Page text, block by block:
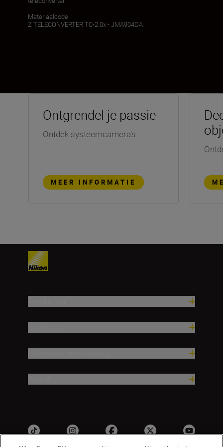
Materiaalcode
Z TELECONVERTER TC-2.0x - JMA904DA
Ontgrendel je passie
Ontdek systeemcamera's
MEER INFORMATIE